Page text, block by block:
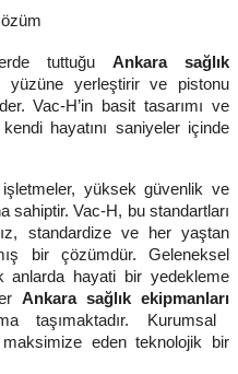
tuttuğu Ankara sağlık
yüzüne yerleştirir ve pistonu
Vac-H’in basit tasarımı ve
hayatını saniyeler içinde
yüksek güvenlik ve
sahiptir. Vac-H, bu standartları
standardize ve her yaştan
bir çözümdür. Geleneksel
anlarda hayati bir yedekleme
Ankara sağlık ekipmanları
taşımaktadır. Kurumsal
eden teknolojik bir